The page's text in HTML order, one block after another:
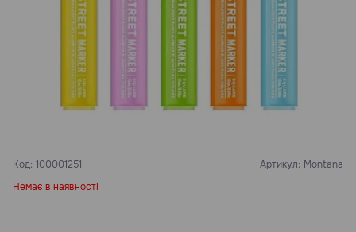
Код: 100001251 Артикул: Montana
Немає в наявності